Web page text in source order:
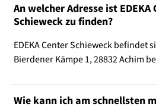
An welcher Adresse ist EDEKA
Schieweck zu finden?
EDEKA Center Schieweck befindet
Bierdener Kämpe 1, 28832 Achim
Wie kann ich am schnellsten